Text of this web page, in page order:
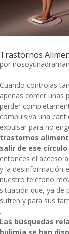
Trastornos
por
Cuando controlas
apenas comer unas
perder
compulsiva una
expulsar para no
trastornos
salir de ese círculo
entonces el acceso
y la desinformación
nuestro teléfono
situación que, ya de
sufren y para sus
.
Las búsquedas